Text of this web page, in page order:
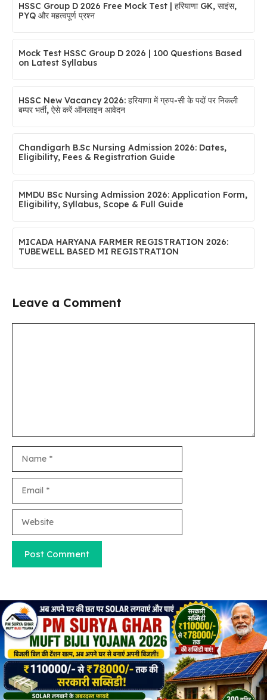
HSSC Group D 2026 Free Mock Test | हरियाणा GK, साइंस,
PYQ और महत्वपूर्ण प्रश्न
Mock Test HSSC Group D 2026 | 100 Questions Based
on Latest Syllabus
HSSC New Vacancy 2026: हरियाणा में ग्रुप-सी के पदों पर निकली
बम्पर भर्ती, ऐसे करें ऑनलाइन आवेदन
Chandigarh B.Sc Nursing Admission 2026: Dates,
Eligibility, Fees & Registration Guide
MMDU BSc Nursing Admission 2026: Application Form,
Eligibility, Syllabus, Scope & Full Guide
MICADA HARYANA FARMER REGISTRATION 2026:
TUBEWELL BASED MI REGISTRATION
Leave a Comment